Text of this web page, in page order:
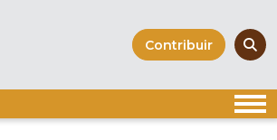
Contribuir